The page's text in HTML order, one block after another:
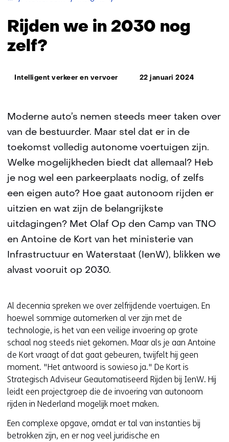
in
2030
Rijden we in 2030 nog
zelf?
Thema:
Intelligent verkeer en vervoer 22 januari 2024
Moderne auto’s nemen steeds meer taken over
van de bestuurder. Maar stel dat er in de
toekomst volledig autonome voertuigen zijn.
Welke mogelijkheden biedt dat allemaal? Heb
je nog wel een parkeerplaats nodig, of zelfs
een eigen auto? Hoe gaat autonoom rijden er
uitzien en wat zijn de belangrijkste
uitdagingen? Met Olaf Op den Camp van TNO
en Antoine de Kort van het ministerie van
Infrastructuur en Waterstaat (IenW), blikken we
alvast vooruit op 2030.
Al decennia spreken we over zelfrijdende voertuigen. En
hoewel sommige automerken al ver zijn met de
technologie, is het van een veilige invoering op grote
schaal nog steeds niet gekomen. Maar als je aan Antoine
de Kort vraagt of dat gaat gebeuren, twijfelt hij geen
moment. "Het antwoord is sowieso ja." De Kort is
Strategisch Adviseur Geautomatiseerd Rijden bij IenW. Hij
leidt een projectgroep die de invoering van autonoom
rijden in Nederland mogelijk moet maken.
Een complexe opgave, omdat er tal van instanties bij
betrokken zijn, en er nog veel juridische en